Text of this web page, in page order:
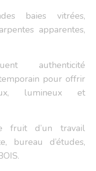
baies vitrées,
apparentes,
authenticité
pour offrir
lumineux et
fruit d’un travail
bureau d’études,